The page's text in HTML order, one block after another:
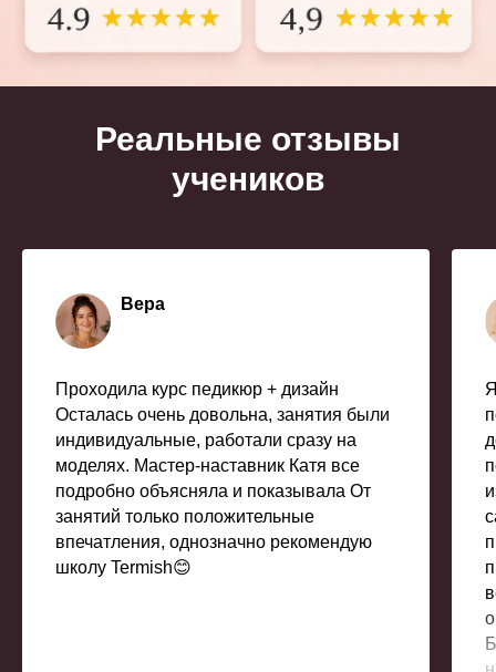
Реальные отзывы
учеников
Вера
Проходила курс педикюр + дизайн
Осталась очень довольна, занятия были
индивидуальные, работали сразу на
моделях. Мастер-наставник Катя все
подробно объясняла и показывала От
занятий только положительные
впечатления, однозначно рекомендую
школу Termish😊